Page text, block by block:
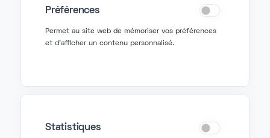
Préférences
Permet au site web de mémoriser vos préférences
et d'afficher un contenu personnalisé.
Statistiques
Contactez-nous